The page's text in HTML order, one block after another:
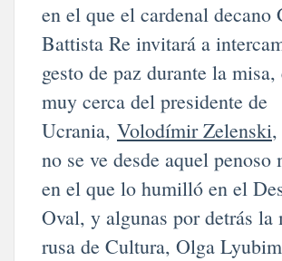
en el que el cardenal decano
Battista Re invitará a
gesto de paz durante la misa,
muy cerca del presidente de
Ucrania, Volodímir Zelenski
no se ve desde aquel penoso
en el que lo humilló en el
Oval, y algunas por detrás la
rusa de Cultura, Olga